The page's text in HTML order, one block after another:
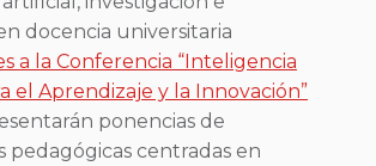
docencia universitaria
a la Conferencia “Inteligencia
el Aprendizaje y la Innovación”
ponencias de
pedagógicas centradas en